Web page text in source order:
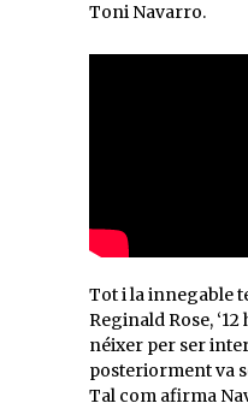
Toni Navarro.
Tot i la innegable
Reginald Rose,
néixer per ser
posteriorment va
Tal com afirma